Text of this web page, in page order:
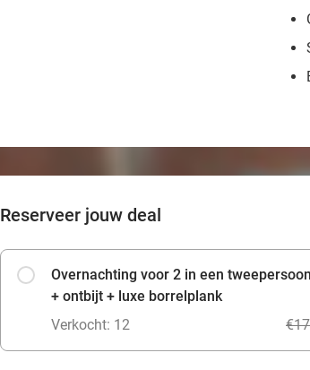
Reserveer jouw deal
Overnachting voor 2 in een
+ ontbijt + luxe borrelplank
Verkocht: 12